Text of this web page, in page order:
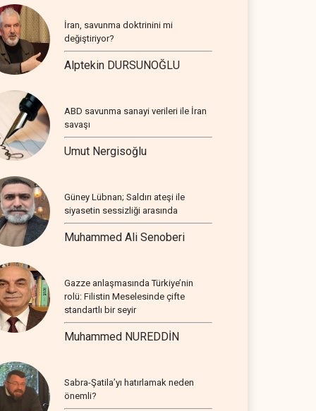
İran, savunma doktrinini mi
değiştiriyor?
Alptekin DURSUNOĞLU
ABD savunma sanayi verileri ile İran
savaşı
Umut Nergisoğlu
Güney Lübnan; Saldırı ateşi ile
siyasetin sessizliği arasında
Muhammed Ali Senoberi
Gazze anlaşmasında Türkiye’nin
rolü: Filistin Meselesinde çifte
standartlı bir seyir
Muhammed NUREDDİN
Sabra-Şatila’yı hatırlamak neden
önemli?